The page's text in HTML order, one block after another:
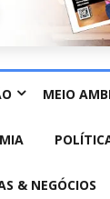
MEIO
& NEGÓCIOS